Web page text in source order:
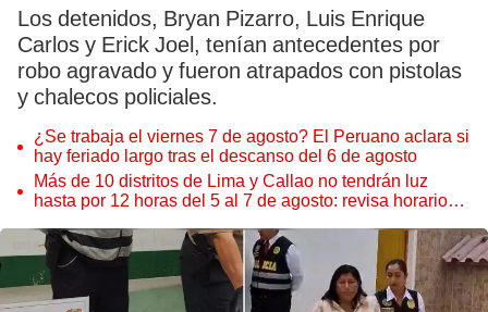
Los detenidos, Bryan Pizarro, Luis Enrique
Carlos y Erick Joel, tenían antecedentes por
robo agravado y fueron atrapados con pistolas
y chalecos policiales.
¿Se trabaja el viernes 7 de agosto? El Peruano aclara si
hay feriado largo tras el descanso del 6 de agosto
Más de 10 distritos de Lima y Callao no tendrán luz
hasta por 12 horas del 5 al 7 de agosto: revisa horarios y